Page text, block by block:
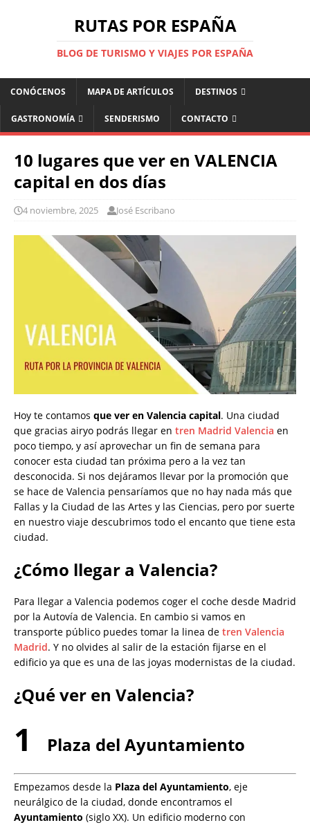
RUTAS POR ESPAÑA
BLOG DE TURISMO Y VIAJES POR ESPAÑA
CONÓCENOS MAPA DE ARTÍCULOS DESTINOS
GASTRONOMÍA SENDERISMO CONTACTO
10 lugares que ver en VALENCIA
capital en dos días
4 noviembre, 2025 José Escribano
Hoy te contamos que ver en Valencia capital. Una ciudad
que gracias airyo podrás llegar en tren Madrid Valencia en
poco tiempo, y así aprovechar un fin de semana para
conocer esta ciudad tan próxima pero a la vez tan
desconocida. Si nos dejáramos llevar por la promoción que
se hace de Valencia pensaríamos que no hay nada más que
Fallas y la Ciudad de las Artes y las Ciencias, pero por suerte
en nuestro viaje descubrimos todo el encanto que tiene esta
ciudad.
¿Cómo llegar a Valencia?
Para llegar a Valencia podemos coger el coche desde Madrid
por la Autovía de Valencia. En cambio si vamos en
transporte público puedes tomar la linea de tren Valencia
Madrid. Y no olvides al salir de la estación fijarse en el
edificio ya que es una de las joyas modernistas de la ciudad.
¿Qué ver en Valencia?
1 Plaza del Ayuntamiento
Empezamos desde la Plaza del Ayuntamiento, eje
neurálgico de la ciudad, donde encontramos el
Ayuntamiento (siglo XX). Un edificio moderno con